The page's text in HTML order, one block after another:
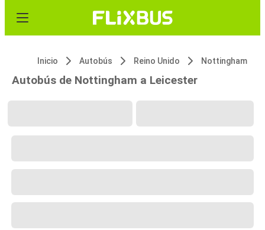
Inicio Autobús Reino Unido Nottingham
Autobús de Nottingham a Leicester